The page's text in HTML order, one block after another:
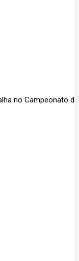
no Campeonato do